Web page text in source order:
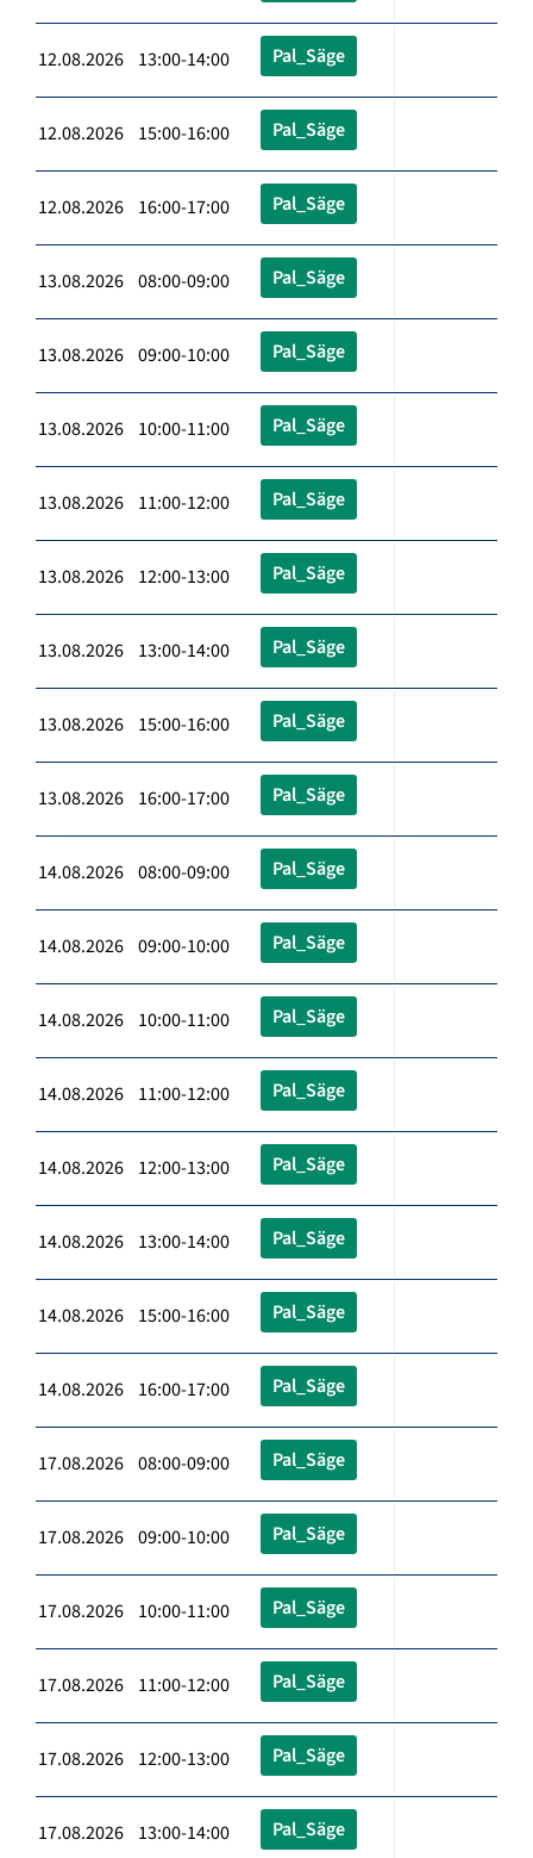
12.08.2026 13:00-14:00 Pal_Säge
12.08.2026 15:00-16:00 Pal_Säge
12.08.2026 16:00-17:00 Pal_Säge
13.08.2026 08:00-09:00 Pal_Säge
13.08.2026 09:00-10:00 Pal_Säge
13.08.2026 10:00-11:00 Pal_Säge
13.08.2026 11:00-12:00 Pal_Säge
13.08.2026 12:00-13:00 Pal_Säge
13.08.2026 13:00-14:00 Pal_Säge
13.08.2026 15:00-16:00 Pal_Säge
13.08.2026 16:00-17:00 Pal_Säge
14.08.2026 08:00-09:00 Pal_Säge
14.08.2026 09:00-10:00 Pal_Säge
14.08.2026 10:00-11:00 Pal_Säge
14.08.2026 11:00-12:00 Pal_Säge
14.08.2026 12:00-13:00 Pal_Säge
14.08.2026 13:00-14:00 Pal_Säge
14.08.2026 15:00-16:00 Pal_Säge
14.08.2026 16:00-17:00 Pal_Säge
17.08.2026 08:00-09:00 Pal_Säge
17.08.2026 09:00-10:00 Pal_Säge
17.08.2026 10:00-11:00 Pal_Säge
17.08.2026 11:00-12:00 Pal_Säge
17.08.2026 12:00-13:00 Pal_Säge
17.08.2026 13:00-14:00 Pal_Säge